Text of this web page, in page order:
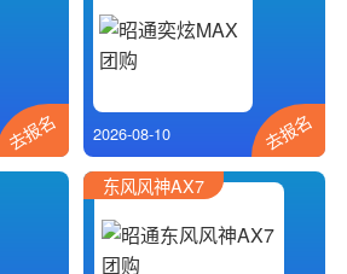
去报名 2026-08-10 去报名
东风风神AX7